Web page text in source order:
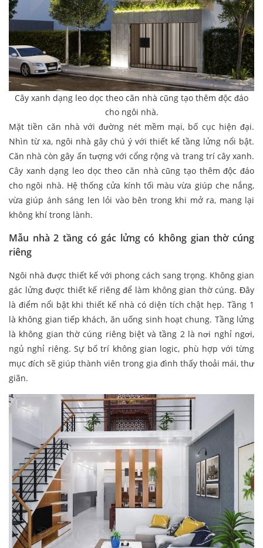
Cây xanh dạng leo dọc theo căn nhà cũng tạo thêm độc đáo
cho ngôi nhà.
Mặt tiền căn nhà với đường nét mềm mại, bố cục hiện đại.
Nhìn từ xa, ngôi nhà gây chú ý với thiết kế tầng lửng nổi bật.
Căn nhà còn gây ấn tượng với cổng rộng và trang trí cây xanh.
Cây xanh dạng leo dọc theo căn nhà cũng tạo thêm độc đáo
cho ngôi nhà. Hệ thống cửa kính tối màu vừa giúp che nắng,
vừa giúp ánh sáng len lỏi vào bên trong khi mở ra, mang lại
không khí trong lành.
Mẫu nhà 2 tầng có gác lửng có không gian thờ cúng
riêng
Ngôi nhà được thiết kế với phong cách sang trọng. Không gian
gác lửng được thiết kế riêng để làm không gian thờ cúng. Đây
là điểm nổi bật khi thiết kế nhà có diện tích chật hẹp. Tầng 1
là không gian tiếp khách, ăn uống sinh hoạt chung. Tầng lửng
là không gian thờ cúng riêng biệt và tầng 2 là nơi nghỉ ngơi,
ngủ nghỉ riêng. Sự bố trí không gian logic, phù hợp với từng
mục đích sẽ giúp thành viên trong gia đình thấy thoải mái, thư
giãn.